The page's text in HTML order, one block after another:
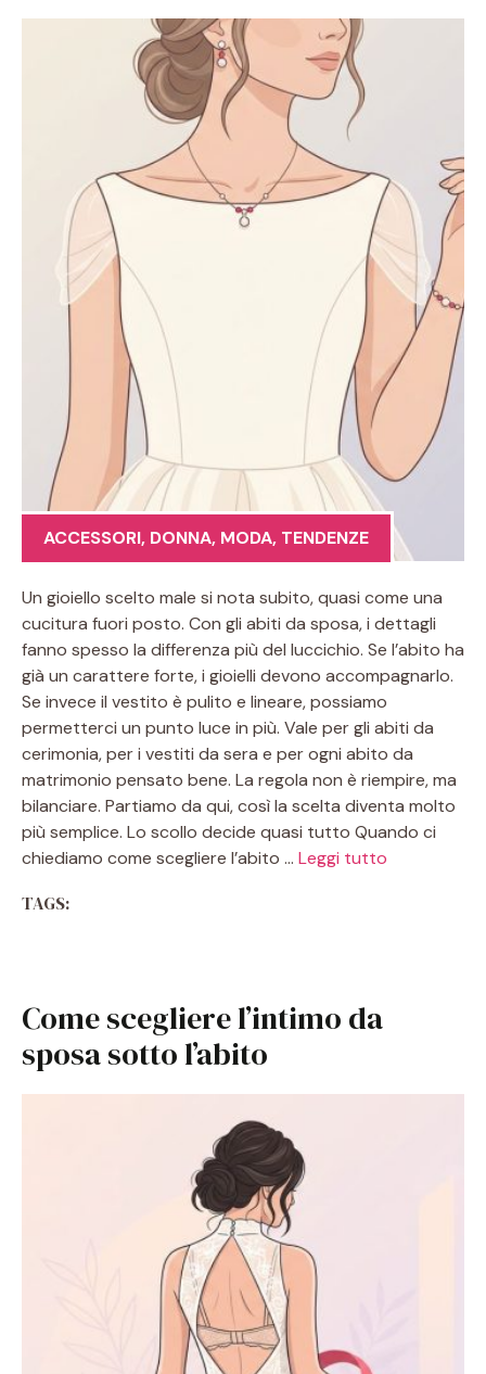
ACCESSORI, DONNA, MODA, TENDENZE
Un gioiello scelto male si nota subito, quasi come una
cucitura fuori posto. Con gli abiti da sposa, i dettagli
fanno spesso la differenza più del luccichio. Se l’abito ha
già un carattere forte, i gioielli devono accompagnarlo.
Se invece il vestito è pulito e lineare, possiamo
permetterci un punto luce in più. Vale per gli abiti da
cerimonia, per i vestiti da sera e per ogni abito da
matrimonio pensato bene. La regola non è riempire, ma
bilanciare. Partiamo da qui, così la scelta diventa molto
più semplice. Lo scollo decide quasi tutto Quando ci
chiediamo come scegliere l’abito … Leggi tutto
TAGS:
Come scegliere l’intimo da
sposa sotto l’abito